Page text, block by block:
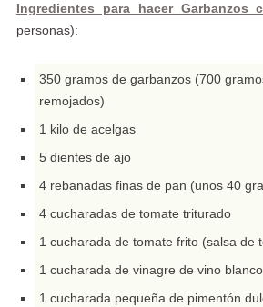
Ingredientes para hacer Garbanzos
personas):
350 gramos de garbanzos (700
remojados)
1 kilo de acelgas
5 dientes de ajo
4 rebanadas finas de pan (unos 40
4 cucharadas de tomate triturado
1 cucharada de tomate frito (salsa de
1 cucharada de vinagre de vino blanco
1 cucharada pequeña de pimentón